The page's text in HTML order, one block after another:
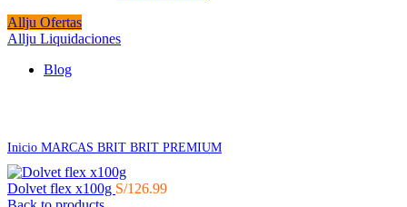
Allju Ofertas
Allju Liquidaciones
Blog
Inicio MARCAS BRIT BRIT PREMIUM
Dolvet flex x100g S/126.99